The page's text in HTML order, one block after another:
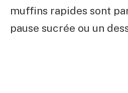
muffins rapides sont
pause sucrée ou un